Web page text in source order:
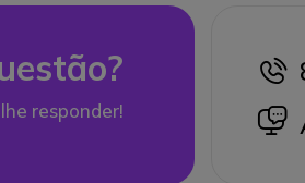
responder!